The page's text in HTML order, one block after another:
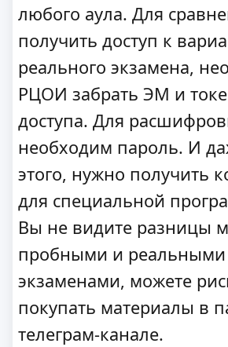
любого аула. Для
получить доступ к
реального экзамена,
РЦОИ забрать ЭМ и
доступа. Для
необходим пароль. И
этого, нужно получить
для специальной
Вы не видите разницы
пробными и реальными
экзаменами, можете
покупать материалы в
телеграм-канале.